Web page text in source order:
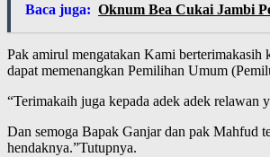
Baca juga: Oknum Bea Cukai Jambi
Pak amirul mengatakan Kami berterimakasih
dapat memenangkan Pemilihan Umum
“Terimakaih juga kepada adek adek relawan
Dan semoga Bapak Ganjar dan pak Mahfud
hendaknya.”Tutupnya.